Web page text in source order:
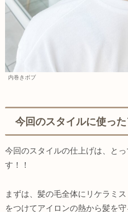
内巻きボブ
今回のスタイルに使っ
今回のスタイルの仕上げは、と
す！！
まずは、髪の毛全体にリケラミ
をつけてアイロンの熱から髪を守